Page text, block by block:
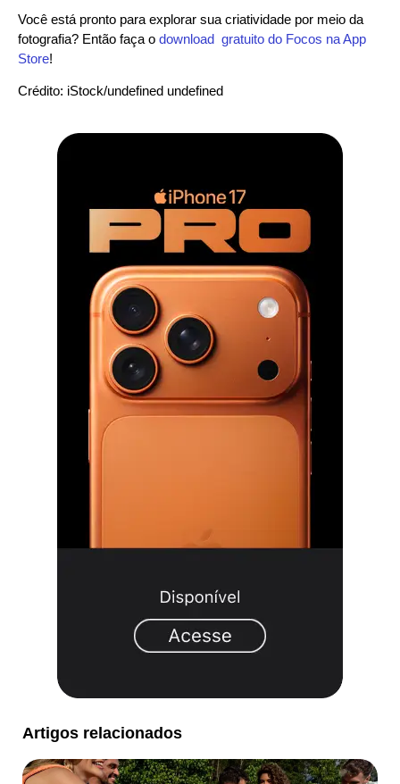
Você está pronto para explorar sua criatividade por meio da
fotografia? Então faça o download gratuito do Focos na App
Store!
Crédito: iStock/undefined undefined
Artigos relacionados